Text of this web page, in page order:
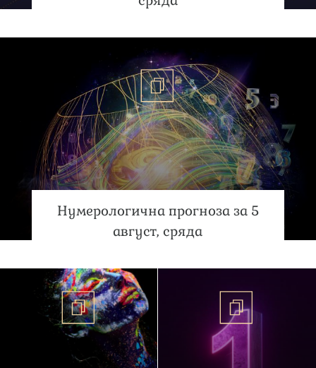
Нумерологична прогноза за 5
август, сряда